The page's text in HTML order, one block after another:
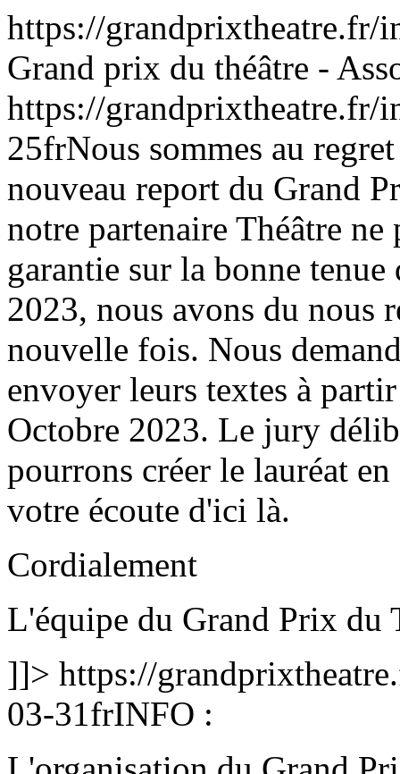
https://grandprixtheatre.fr/
Grand prix du théâtre -
https://grandprixtheatre.fr/
25frNous sommes au
nouveau report du Grand
notre partenaire Théâtre
garantie sur la bonne
2023, nous avons du nous
nouvelle fois. Nous
envoyer leurs textes à
Octobre 2023. Le jury
pourrons créer le lauréat
votre écoute d'ici là.
Cordialement
L'équipe du Grand Prix du
]]> https://
03-31frINFO :